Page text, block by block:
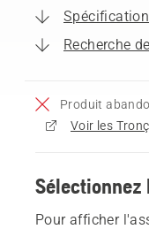
Recherche
Produit
Voir les
Sélectionnez
Pour afficher